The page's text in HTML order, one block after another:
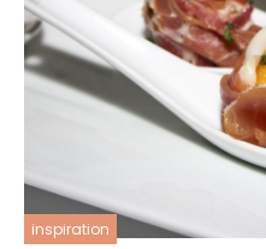
inspiration